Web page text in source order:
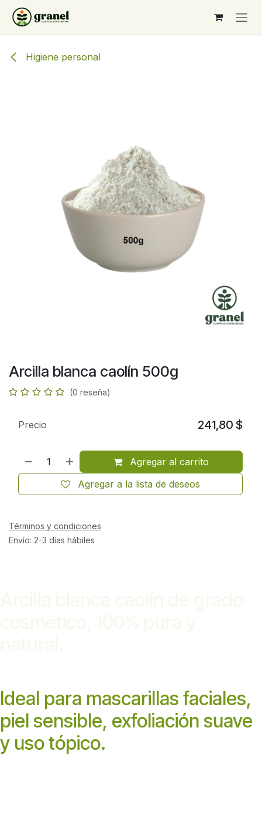
Ir al contenido
Higiene personal
Arcilla blanca caolín 500g
(0 reseña)
Agregar al carrito
Agregar a la lista de deseos
Precio 241,80 $
Términos y condiciones
Envío: 2-3 días hábiles
Ideal para mascarillas faciales,
piel sensible, exfoliación suave
y uso tópico.